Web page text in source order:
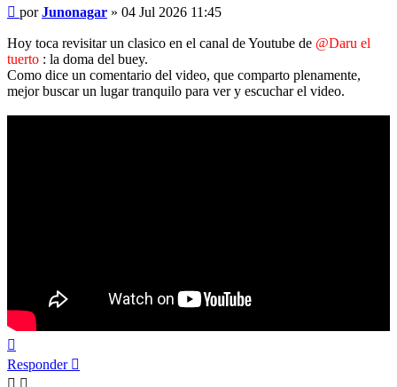
Mensaje
porJunonagar » 04 Jul 2026 11:45
Hoy toca revisitar un clasico en el canal de Youtube de @Daru el
tuerto : la doma del buey.
Como dice un comentario del video, que comparto plenamente,
mejor buscar un lugar tranquilo para ver y escuchar el video.
Responder